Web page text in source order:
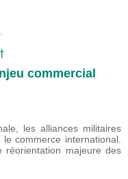
commercial
les alliances militaires
commerce international.
réorientation majeure des